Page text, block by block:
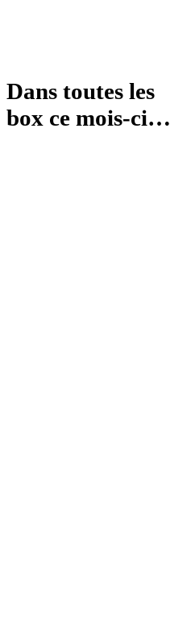
Dans toutes les
box ce mois-ci…